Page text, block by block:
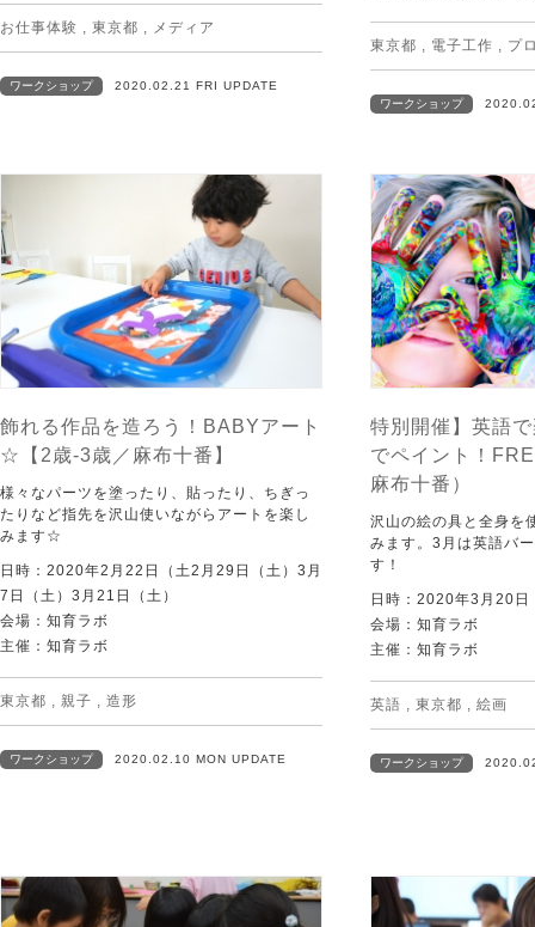
お仕事体験 , 東京都 , メディア
ワークショップ 2020.02.21 FRI UPDATE
東京都 , 電子工作 , プ
ワークショップ
飾れる作品を造ろう！BABYアート
☆【2歳-3歳／麻布十番】
様々なパーツを塗ったり、貼ったり、ちぎっ
たりなど指先を沢山使いながらアートを楽し
みます☆
日時：2020年2月22日（土2月29日（土）3月
7日（土）3月21日（土）
会場：知育ラボ
主催：知育ラボ
東京都 , 親子 , 造形
ワークショップ 2020.02.10 MON UPDATE
特別開催】英語
でペイント！
麻布十番）
沢山の絵の具と全身を
みます。3月は英語バ
す！
日時：2020年3月20日
会場：知育ラボ
主催：知育ラボ
英語 , 東京都 , 絵画
ワークショップ